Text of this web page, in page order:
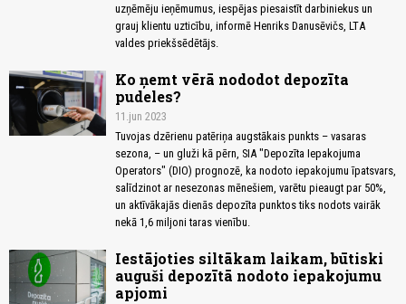
uzņēmēju ieņēmumus, iespējas piesaistīt darbiniekus un
grauj klientu uzticību, informē Henriks Danusēvičs, LTA
valdes priekšsēdētājs.
Ko ņemt vērā nododot depozīta
pudeles?
11.jun 2023
Tuvojas dzērienu patēriņa augstākais punkts – vasaras
sezona, – un gluži kā pērn, SIA "Depozīta Iepakojuma
Operators" (DIO) prognozē, ka nodoto iepakojumu īpatsvars,
salīdzinot ar nesezonas mēnešiem, varētu pieaugt par 50%,
un aktīvākajās dienās depozīta punktos tiks nodots vairāk
nekā 1,6 miljoni taras vienību.
Iestājoties siltākam laikam, būtiski
auguši depozītā nodoto iepakojumu
apjomi